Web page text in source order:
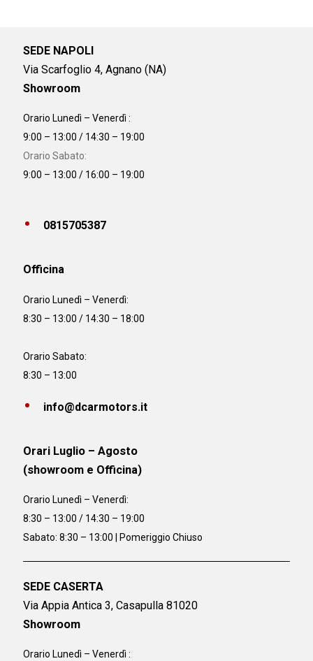
SEDE NAPOLI
Via Scarfoglio 4, Agnano (NA)
Showroom
Orario Lunedì – Venerdì :
9:00 – 13:00 / 14:30 – 19:00
Orario Sabato:
9:00 – 13:00 / 16:00 – 19:00
0815705387
Officina
Orario Lunedì – Venerdì:
8:30 – 13:00 / 14:30 – 18:00
Orario Sabato:
8:30 – 13:00
info@dcarmotors.it
Orari Luglio – Agosto
(showroom e Officina)
Orario Lunedì – Venerdì:
8:30 – 13:00 / 14:30 – 19:00
Sabato: 8:30 – 13:00 | Pomeriggio Chiuso
SEDE CASERTA
Via Appia Antica 3, Casapulla 81020
Showroom
Orario Lunedì – Venerdì :